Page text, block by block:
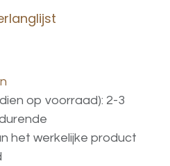
op voorraad): 2-3
het werkelijke product